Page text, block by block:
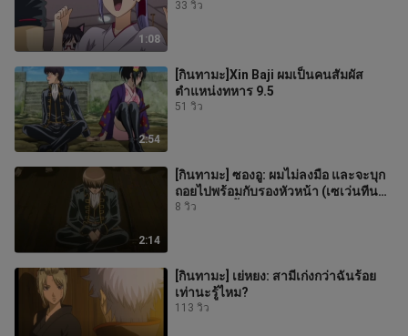
1:08
33 วิว
2:54
[กินทามะ]Xin Baji ผมเป็นคนสัมผัส
ตำแหน่งทหาร 9.5
51 วิว
2:14
[กินทามะ] ซองอู: ผมไม่ลงมือ และจะบุก
ถอยไปพร้อมกับรองหัวหน้า (เซเว่นทีน
ได้ยินแบบนี้จะตกใจมาก)
8 วิว
[กินทามะ] เย่หยง: สามีเก่งกว่าฉันร้อย
เท่านะรู้ไหม?
113 วิว